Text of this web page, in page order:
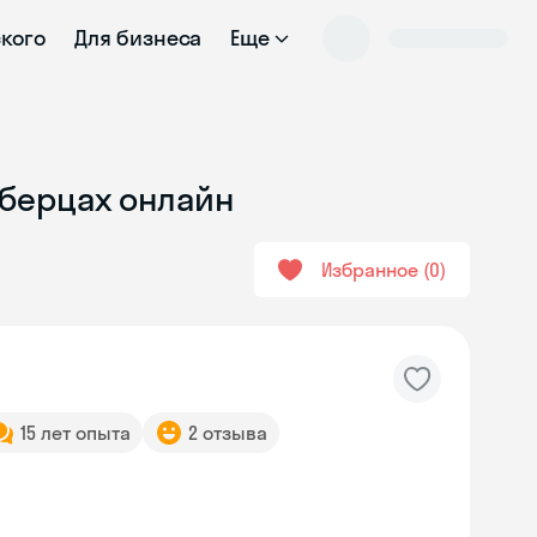
Для бизнеса Еще
онлайн
Избранное 0
15 лет опыта 2 отзыва